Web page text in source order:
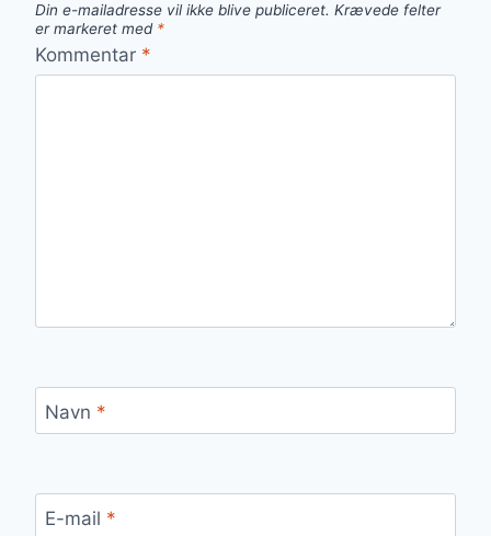
Din e-mailadresse vil ikke blive publiceret. Krævede felter
er markeret med *
Kommentar *
Navn *
E-mail *